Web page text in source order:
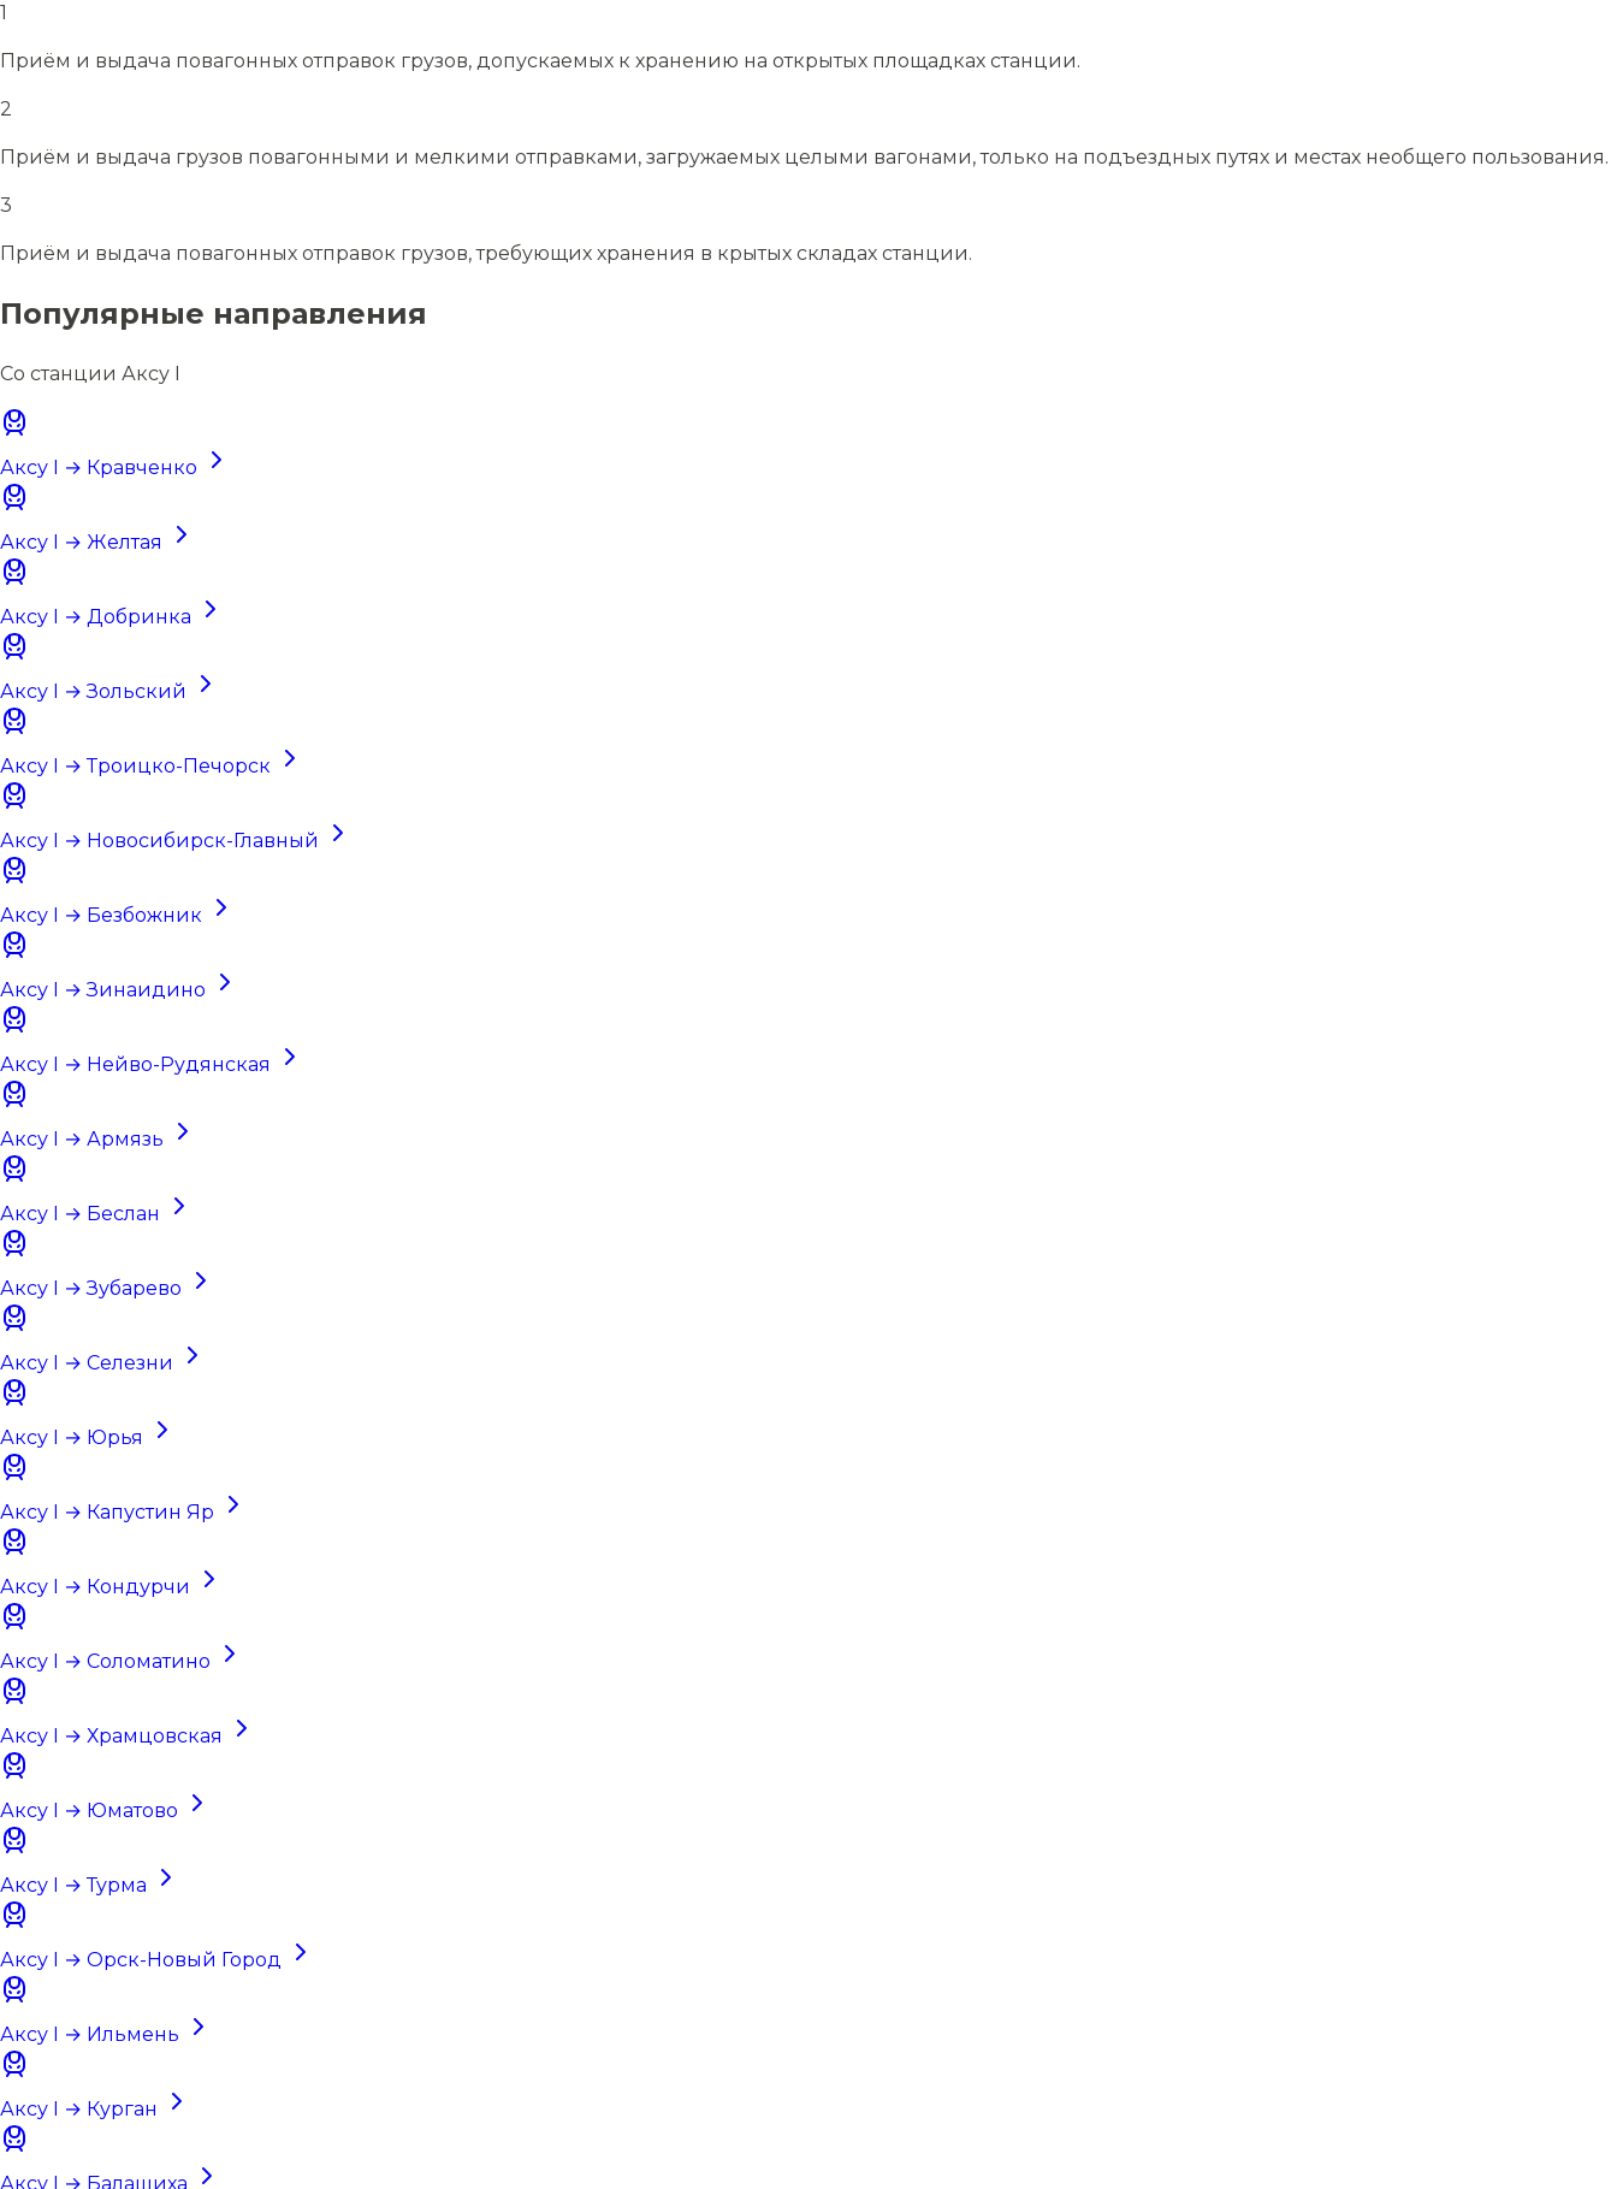
1
Приём и выдача повагонных отправок грузов, допускаемых к хранению на открытых площадках станции.
2
Приём и выдача грузов повагонными и мелкими отправками, загружаемых целыми вагонами, только на подъездных путях и местах необщего пользования.
3
Приём и выдача повагонных отправок грузов, требующих хранения в крытых складах станции.
Популярные направления
Со станции Аксу I
Аксу I → Кравченко
Аксу I → Желтая
Аксу I → Добринка
Аксу I → Зольский
Аксу I → Троицко-Печорск
Аксу I → Новосибирск-Главный
Аксу I → Безбожник
Аксу I → Зинаидино
Аксу I → Нейво-Рудянская
Аксу I → Армязь
Аксу I → Беслан
Аксу I → Зубарево
Аксу I → Селезни
Аксу I → Юрья
Аксу I → Капустин Яр
Аксу I → Кондурчи
Аксу I → Соломатино
Аксу I → Храмцовская
Аксу I → Юматово
Аксу I → Турма
Аксу I → Орск-Новый Город
Аксу I → Ильмень
Аксу I → Курган
Аксу I → Балашиха